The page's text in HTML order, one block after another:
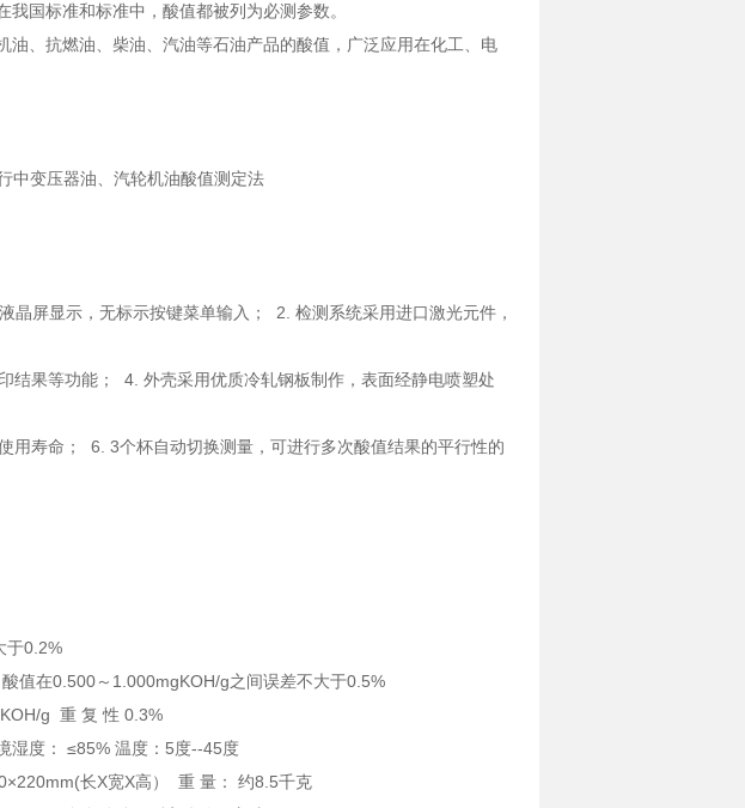
国标准和标准中，酸值都被列为必测参数。
、抗燃油、柴油、汽油等石油产品的酸值，广泛应用在化工、电
中变压器油、汽轮机油酸值测定法
晶屏显示，无标示按键菜单输入； 2. 检测系统采用进口激光元件，
结果等功能； 4. 外壳采用优质冷轧钢板制作，表面经静电喷塑处
用寿命； 6. 3个杯自动切换测量，可进行多次酸值结果的平行性的
于0.2%
值在0.500～1.000mgKOH/g之间误差不大于0.5%
g 重 复 性 0.3%
湿度： ≤85% 温度：5度--45度
长X宽X高） 重 量： 约8.5千克